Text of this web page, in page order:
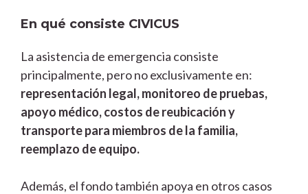
En qué consiste CIVICUS
La asistencia de emergencia consiste
principalmente, pero no exclusivamente en:
representación legal, monitoreo de pruebas,
apoyo médico, costos de reubicación y
transporte para miembros de la familia,
reemplazo de equipo.
Además, el fondo también apoya en otros casos